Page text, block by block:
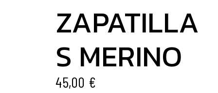
ZAPATILLA
S MERINO
45,00 €